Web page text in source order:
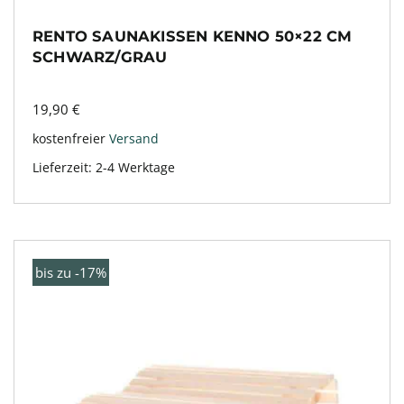
RENTO SAUNAKISSEN KENNO 50×22 CM
SCHWARZ/GRAU
19,90 €
kostenfreier Versand
Lieferzeit: 2-4 Werktage
bis zu -17%